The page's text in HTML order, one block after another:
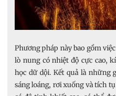
Phương pháp này bao gồm
lò nung có nhiệt độ cực cao,
học dữ dội. Kết quả là những
sáng loáng, rơi xuống và tích